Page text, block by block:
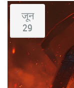
जून
29